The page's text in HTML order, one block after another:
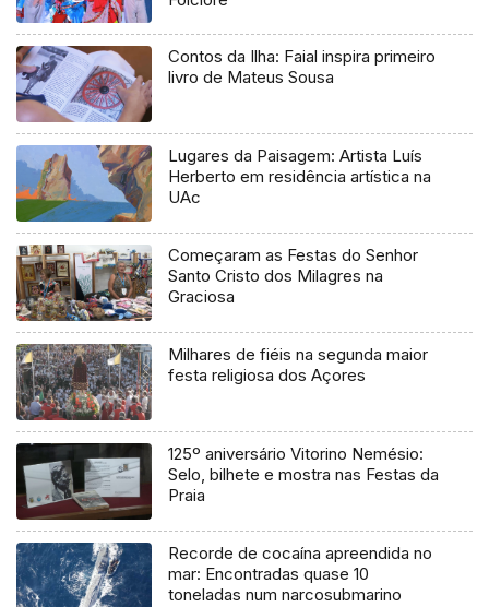
Contos da Ilha: Faial inspira primeiro
livro de Mateus Sousa
Lugares da Paisagem: Artista Luís
Herberto em residência artística na
UAc
Começaram as Festas do Senhor
Santo Cristo dos Milagres na
Graciosa
Milhares de fiéis na segunda maior
festa religiosa dos Açores
125º aniversário Vitorino Nemésio:
Selo, bilhete e mostra nas Festas da
Praia
Recorde de cocaína apreendida no
mar: Encontradas quase 10
toneladas num narcosubmarino